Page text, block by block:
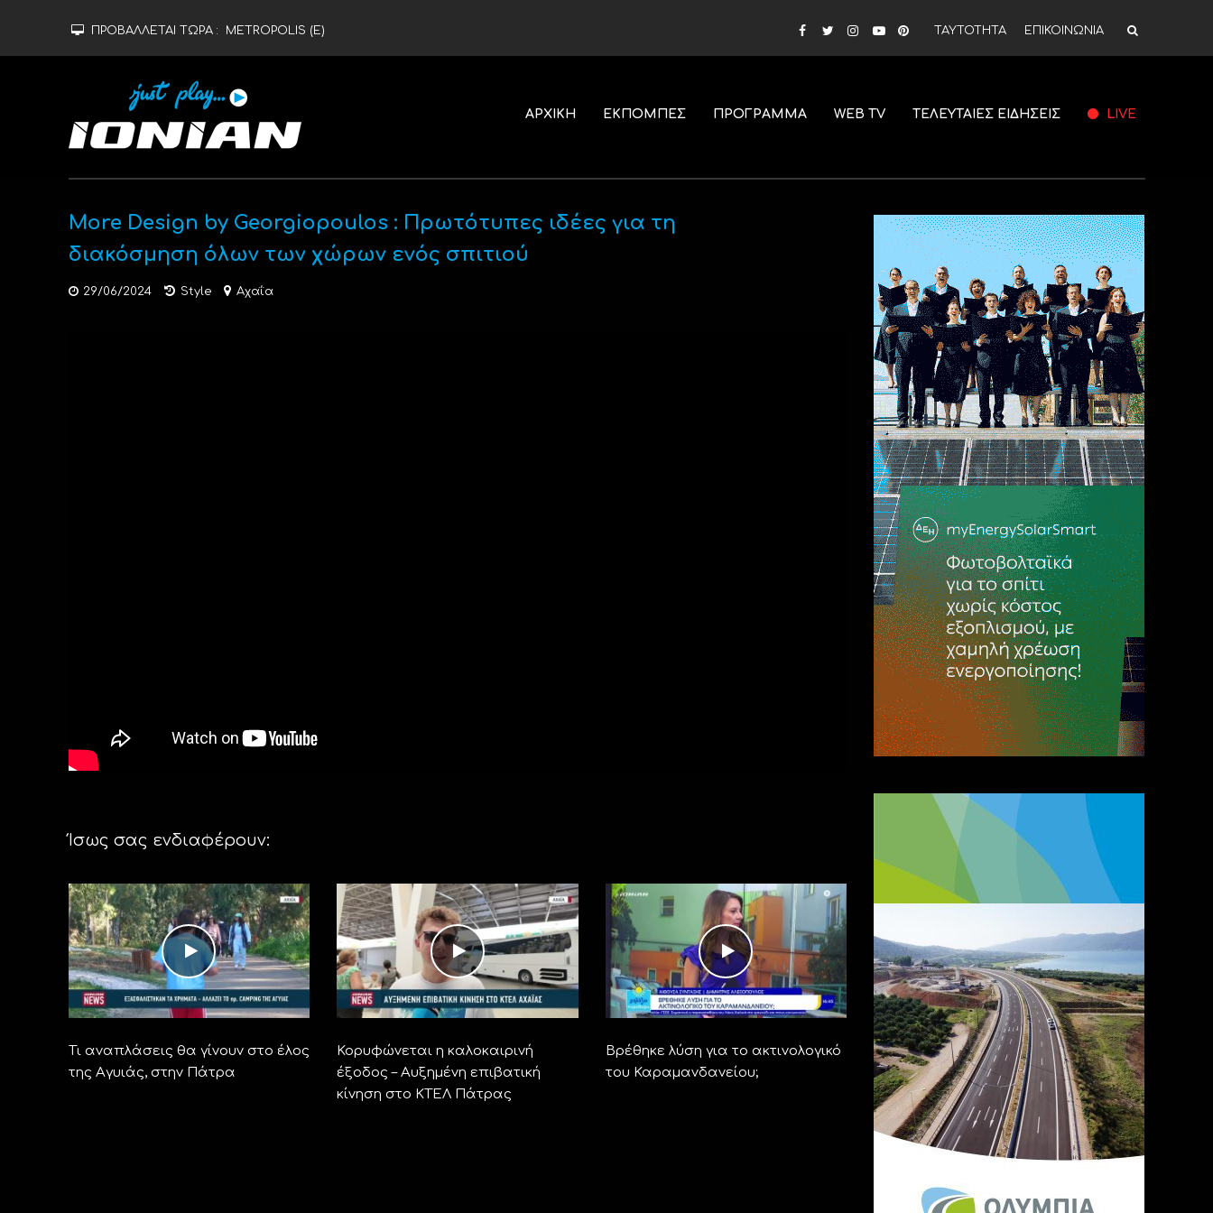
ΠΡΟΒΑΛΛΕΤΑΙ ΤΩΡΑ : METROPOLIS (Ε) ΤΑΥΤΟΤΗΤΑ ΕΠΙΚΟΙΝΩΝΙΑ
ΑΡΧΙΚΗ ΕΚΠΟΜΠΕΣ ΠΡΟΓΡΑΜΜΑ WEB TV ΤΕΛΕΥΤΑΙΕΣ ΕΙΔΗΣΕΙΣ LIVE
More Design by Georgiopoulos : Πρωτότυπες ιδέες για τη
διακόσμηση όλων των χώρων ενός σπιτιού
29/06/2024 Style Αχαΐα
Ίσως σας ενδιαφέρουν:
Τι αναπλάσεις θα γίνουν στο έλος
της Αγυιάς, στην Πάτρα
Κορυφώνεται η καλοκαιρινή
έξοδος – Αυξημένη επιβατική
κίνηση στο ΚΤΕΛ Πάτρας
Βρέθηκε λύση για το ακτινολογικό
του Καραμανδανείου;